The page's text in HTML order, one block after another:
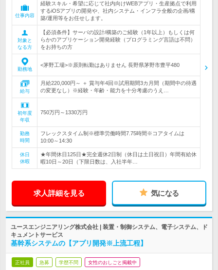
仕事内容
経験スキル・希望に応じて社内向けWEBアプリ・生産拠点で利用
するiOSアプリの開発や、社内システム・インフラ全般の企画/構
築/運用等をお任せします。
対象と
なる方
【必須条件】サーバの設計/構築のご経験（1年以上）もしくは何
らかのアプリケーション開発経験（プログラミング言語は不問）
をお持ちの方
勤務地
<茅野工場>※原則転勤はありません 長野県茅野市豊平480
給与
月給220,000円～ ＋ 賞与年4回※試用期間3カ月間（期間中の待遇
の変更なし）※経験・年齢・能力を十分考慮のうえ…
初年度
年収
750万円～1330万円
勤務
時間
フレックスタイム制※標準労働時間7.75時間※コアタイムは
10:00～14:30
休日
休暇
★年間休日125日★完全週休2日制（休日は土日祝日）年間有給休
暇10日～20日（下限日数は、入社半年…
求人詳細を見る 気になる
ユースエンジニアリング株式会社 | 装置・制御システム、電子システム、ド
キュメントサービス
基幹系システムの【アプリ開発※上流工程】
正社員 急募 学歴不問 女性のおしごと掲載中